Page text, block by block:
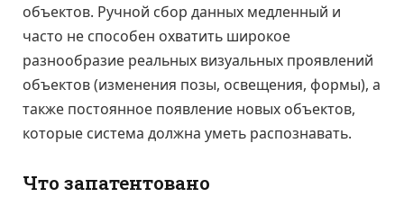
объектов. Ручной сбор данных медленный и
часто не способен охватить широкое
разнообразие реальных визуальных проявлений
объектов (изменения позы, освещения, формы), а
также постоянное появление новых объектов,
которые система должна уметь распознавать.
Что запатентовано